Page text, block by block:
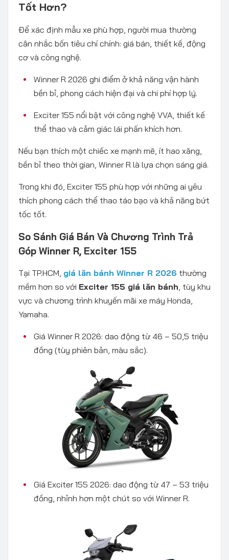
Tốt Hơn?
Để xác định mẫu xe phù hợp, người mua thường
cân nhắc bốn tiêu chí chính: giá bán, thiết kế, động
cơ và công nghệ.
Winner R 2026 ghi điểm ở khả năng vận hành
bền bỉ, phong cách hiện đại và chi phí hợp lý.
Exciter 155 nổi bật với công nghệ VVA, thiết kế
thể thao và cảm giác lái phấn khích hơn.
Nếu bạn thích một chiếc xe mạnh mẽ, ít hao xăng,
bền bỉ theo thời gian, Winner R là lựa chọn sáng giá.
Trong khi đó, Exciter 155 phù hợp với những ai yêu
thích phong cách thể thao táo bạo và khả năng bứt
tốc tốt.
So Sánh Giá Bán Và Chương Trình Trả
Góp Winner R, Exciter 155
Tại TP.HCM, giá lăn bánh Winner R 2026 thường
mềm hơn so với Exciter 155 giá lăn bánh, tùy khu
vực và chương trình khuyến mãi xe máy Honda,
Yamaha.
Giá Winner R 2026: dao động từ 46 – 50,5 triệu
đồng (tùy phiên bản, màu sắc).
Giá Exciter 155 2026: dao động từ 47 – 53 triệu
đồng, nhỉnh hơn một chút so với Winner R.